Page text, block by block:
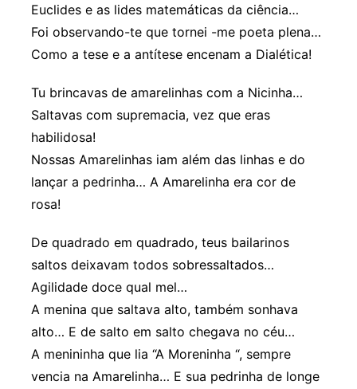
Euclides e as lides matemáticas da ciência…
Foi observando-te que tornei -me poeta plena…
Como a tese e a antítese encenam a Dialética!
Tu brincavas de amarelinhas com a Nicinha…
Saltavas com supremacia, vez que eras
habilidosa!
Nossas Amarelinhas iam além das linhas e do
lançar a pedrinha… A Amarelinha era cor de
rosa!
De quadrado em quadrado, teus bailarinos
saltos deixavam todos sobressaltados…
Agilidade doce qual mel…
A menina que saltava alto, também sonhava
alto… E de salto em salto chegava no céu…
A menininha que lia “A Moreninha “, sempre
vencia na Amarelinha… E sua pedrinha de longe